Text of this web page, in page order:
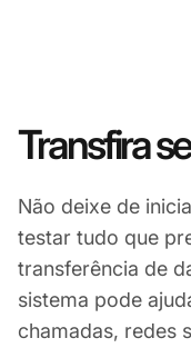
Transfira
Não deixe de
testar tudo que
transferência de
sistema pode
chamadas, redes